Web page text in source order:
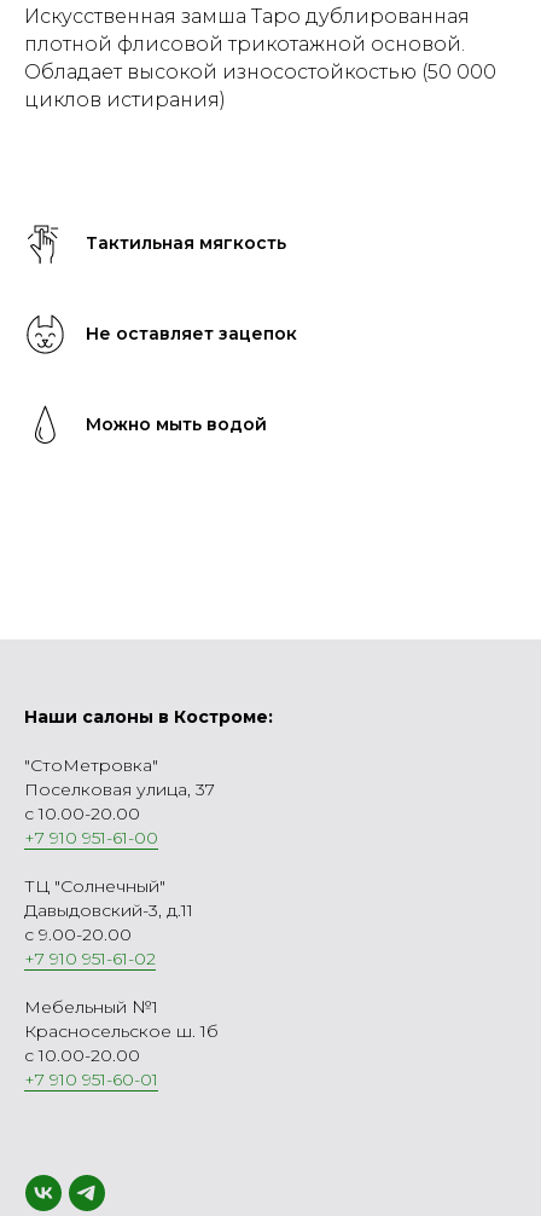
Искусственная замша Таро дублированная
плотной флисовой трикотажной основой.
Обладает высокой износостойкостью (50 000
циклов истирания)
Тактильная мягкость
Не оставляет зацепок
Можно мыть водой
Наши салоны в Костроме:
"СтоМетровка"
Поселковая улица, 37
с 10.00-20.00
+7 910 951-61-00
ТЦ "Солнечный"
Давыдовский-3, д.11
с 9.00-20.00
+7 910 951-61-02
Мебельный №1
Красносельское ш. 1б
с 10.00-20.00
+7 910 951-60-01